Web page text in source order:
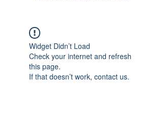
Widget Didn’t Load
Check your internet and refresh
this page.
If that doesn’t work, contact us.